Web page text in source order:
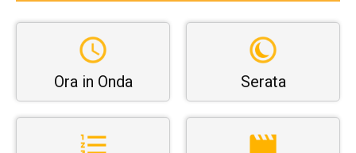
Ora in Onda Serata